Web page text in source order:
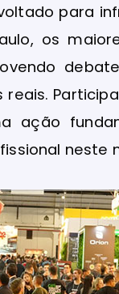
para
os
ação
neste